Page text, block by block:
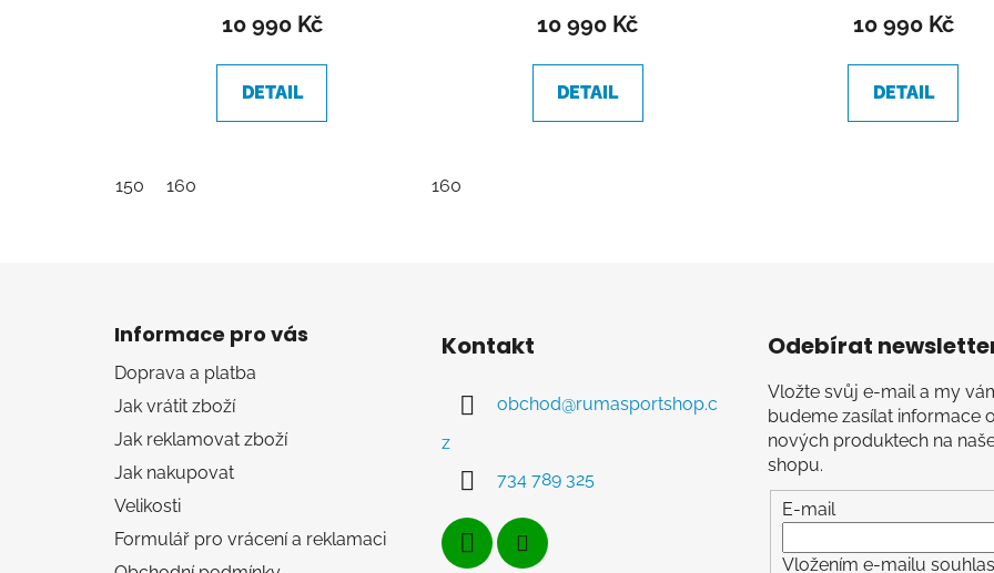
10 990 Kč
DETAIL
150 160
produktu
je
5,0
z
10 990 Kč
DETAIL
160
10 990 Kč
DETAIL
Informace pro vás
Doprava a platba
Jak vrátit zboží
Jak reklamovat zboží
Jak nakupovat
Velikosti
Formulář pro vrácení a reklamaci
Kontakt
obchod@rumasportshop.c
z
734 789 325
Odebírat
Vložte svůj e-mail a my
budeme zasílat informace
nových produktech na
shopu.
E-mail
Vložením e-mailu